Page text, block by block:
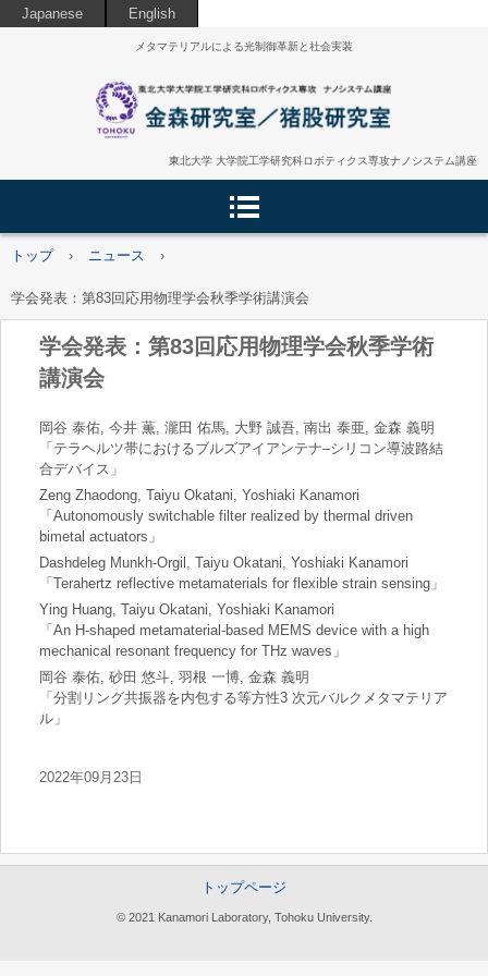
Japanese English
メタマテリアルによる光制御革新と社会実装
東北大学 大学院工学研究科ロボティクス専攻ナノシステム講座
トップ › ニュース ›
学会発表：第83回応用物理学会秋季学術講演会
学会発表：第83回応用物理学会秋季学術
講演会
岡谷 泰佑, 今井 薫, 瀧田 佑馬, 大野 誠吾, 南出 泰亜, 金森 義明
「テラヘルツ帯におけるブルズアイアンテナ–シリコン導波路結
合デバイス」
Zeng Zhaodong, Taiyu Okatani, Yoshiaki Kanamori
「Autonomously switchable filter realized by thermal driven
bimetal actuators」
Dashdeleg Munkh-Orgil, Taiyu Okatani, Yoshiaki Kanamori
「Terahertz reflective metamaterials for flexible strain sensing」
Ying Huang, Taiyu Okatani, Yoshiaki Kanamori
「An H-shaped metamaterial-based MEMS device with a high
mechanical resonant frequency for THz waves」
岡谷 泰佑, 砂田 悠斗, 羽根 一博, 金森 義明
「分割リング共振器を内包する等方性3 次元バルクメタマテリア
ル」
2022年09月23日
トップページ
© 2021 Kanamori Laboratory, Tohoku University.